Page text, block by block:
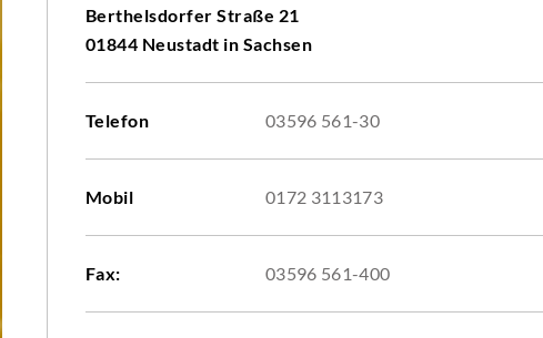
Berthelsdorfer Straße 21
01844 Neustadt in Sachsen
Telefon 03596 561-30
Mobil 0172 3113173
Fax: 03596 561-400